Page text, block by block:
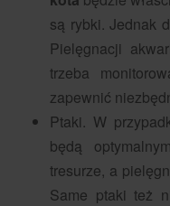
są rybki. Jednak
Pielęgnacji
trzeba
zapewnić
Ptaki. W
będą
tresurze, a
Same ptaki też